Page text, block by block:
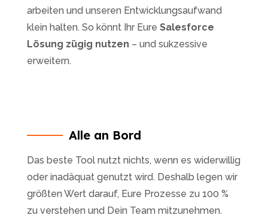
arbeiten und unseren Entwicklungsaufwand
klein halten. So könnt Ihr Eure Salesforce
Lösung zügig nutzen – und sukzessive
erweitern.
Alle an Bord
Das beste Tool nutzt nichts, wenn es widerwillig
oder inadäquat genutzt wird. Deshalb legen wir
größten Wert darauf, Eure Prozesse zu 100 %
zu verstehen und Dein Team mitzunehmen.